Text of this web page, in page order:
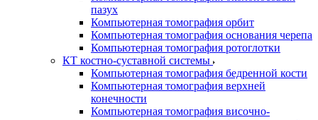
пазух
Компьютерная томография орбит
Компьютерная томография основания черепа
Компьютерная томография ротоглотки
КТ костно-суставной системы
Компьютерная томография бедренной кости
Компьютерная томография верхней
конечности
Компьютерная томография височно-